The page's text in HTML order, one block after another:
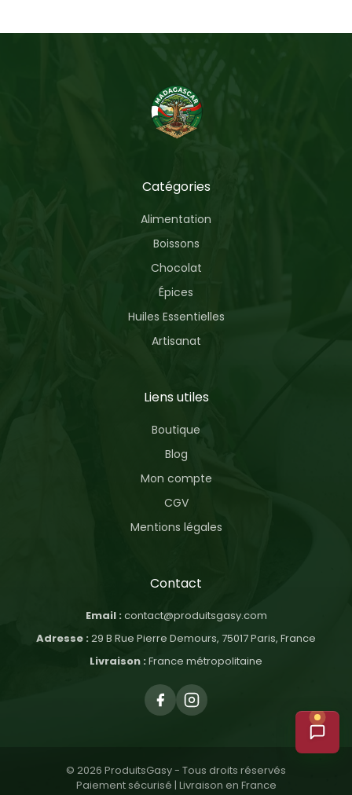
Catégories
Alimentation
Boissons
Chocolat
Épices
Huiles Essentielles
Artisanat
Liens utiles
Boutique
Blog
Mon compte
CGV
Mentions légales
Contact
Email : contact@produitsgasy.com
Adresse : 29 B Rue Pierre Demours, 75017 Paris, France
Livraison :France métropolitaine
© 2026 ProduitsGasy - Tous droits réservés
Paiement sécurisé | Livraison en France